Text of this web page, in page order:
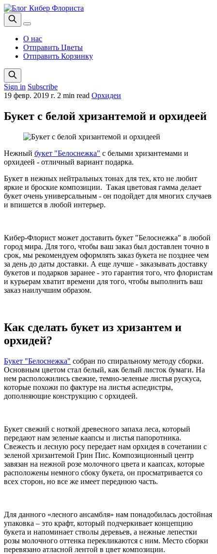
О нас
Отправить Цветы
Отправить Корзинку
Sign in Subscribe
19 февр. 2019 г. 2 min read Орхидеи
Букет с белой хризантемой и орхидеей
Нежный букет "Белоснежка" с белыми хризантемами и
орхидеей - отличный вариант подарка.
Букет в нежных нейтральных тонах для тех, кто не любит
яркие и броские композиции. Такая цветовая гамма делает
букет очень универсальным - он подойдет для многих случаев
и впишется в любой интерьер.
Кибер-Флорист может доставить букет "Белоснежка" в любой
город мира. Для того, чтобы ваш заказ был доставлен точно в
срок, мы рекомендуем оформлять заказ букета не позднее чем
за день до даты доставки. А еще лучше - заказывать доставку
букетов и подарков заранее - это гарантия того, что флористам
и курьерам хватит времени для того, чтобы выполнить ваш
заказ наилучшим образом.
Как сделать букет из хризантем и
орхидей?
Букет "Белоснежка" собран по спиральному методу сборки.
Основным цветом стал белый, как белый листок бумаги. На
нем расположились свежие, темно-зеленые листья рускуса,
которые похожи по фактуре на листья аспедистры,
дополняющие конструкцию с орхидеей.
Букет свежий с ноткой древесного запаха леса, который
передают нам зеленые каапсы и листья папоротника.
Свежесть и лесную росу передает нам орхидея в сочетании с
зеленой хризантемой Грин Пис. Композиционный центр
завязан на нежной розе молочного цвета и каапсах, которые
расположены немного сбоку букета, он просматривается со
всех сторон, но все же имеет переднюю часть.
Для данного «лесного ансамбля» нам понадобилась достойная
упаковка – это крафт, который подчеркивает концепцию
букета и напоминает стволы деревьев, а нежные лепестки
розы молочного оттенка перекликаются с ним. Место сборки
перевязано атласной лентой в цвет композиции.